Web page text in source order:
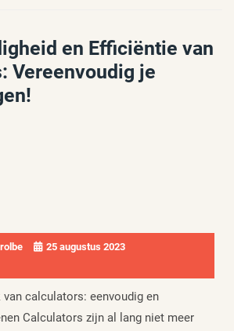
en Efficiëntie van
Vereenvoudig je
25 augustus 2023
calculators: eenvoudig en
Calculators zijn al lang niet meer